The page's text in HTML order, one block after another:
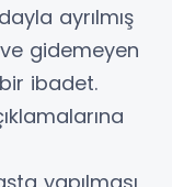
ayrılmış
gidemeyen
ibadet.